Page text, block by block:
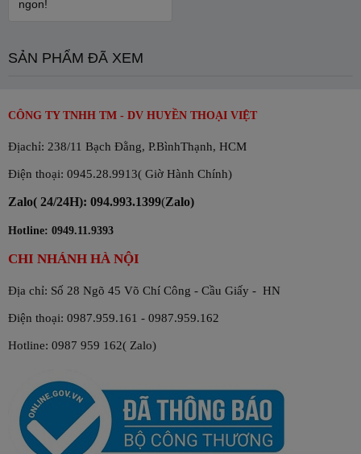
ngon!
SẢN PHẨM ĐÃ XEM
CÔNG TY TNHH TM - DV HUYỀN THOẠI VIỆT
Địachỉ: 238/11 Bạch Đằng, P.BìnhThạnh, HCM
Điện thoại: 0945.28.9913( Giờ Hành Chính)
Zalo( 24/24H): 094.993.1399(Zalo)
Hotline: 0949.11.9393
CHI NHÁNH HÀ NỘI
Địa chỉ: Số 28 Ngõ 45 Võ Chí Công - Cầu Giấy - HN
Điện thoại: 0987.959.161 - 0987.959.162
Hotline: 0987 959 162( Zalo)